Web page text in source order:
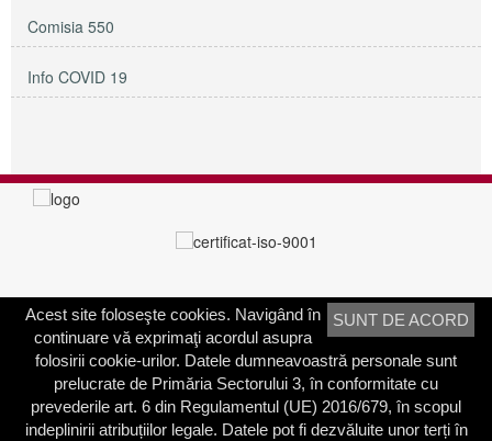
Comisia 550
Info COVID 19
PRIMĂRIA SECTORULUI 3
Adresa:Calea Dudeşti nr. 191
Bucureşti, Sector 3, România
Contactați-ne
SUNT DE ACORD
Acest site foloseşte cookies. Navigând în
continuare vă exprimaţi acordul asupra
folosirii cookie-urilor. Datele dumneavoastră personale sunt
prelucrate de Primăria Sectorului 3, în conformitate cu
prevederile art. 6 din Regulamentul (UE) 2016/679, în scopul
indeplinirii atribuțiilor legale. Datele pot fi dezvăluite unor terți în